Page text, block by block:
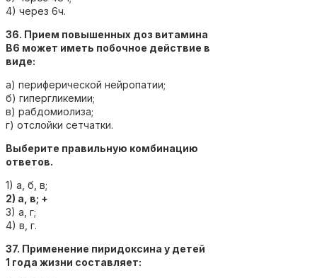
4) через 6ч.
36. Прием повышенных доз витамина
В6 может иметь побочное действие в
виде:
а) периферической нейропатии;
б) гипергликемии;
в) рабдомиолиза;
г) отслойки сетчатки.
Выберите правильную комбинацию
ответов.
1) а, б, в;
2) а, в; +
3) а, г;
4) в, г.
37. Применение пиридоксина у детей
1 года жизни составляет: